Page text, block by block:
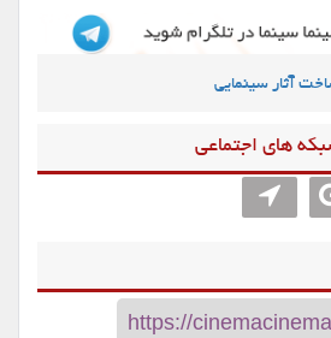
آثار سینمایی
های اجتماعی